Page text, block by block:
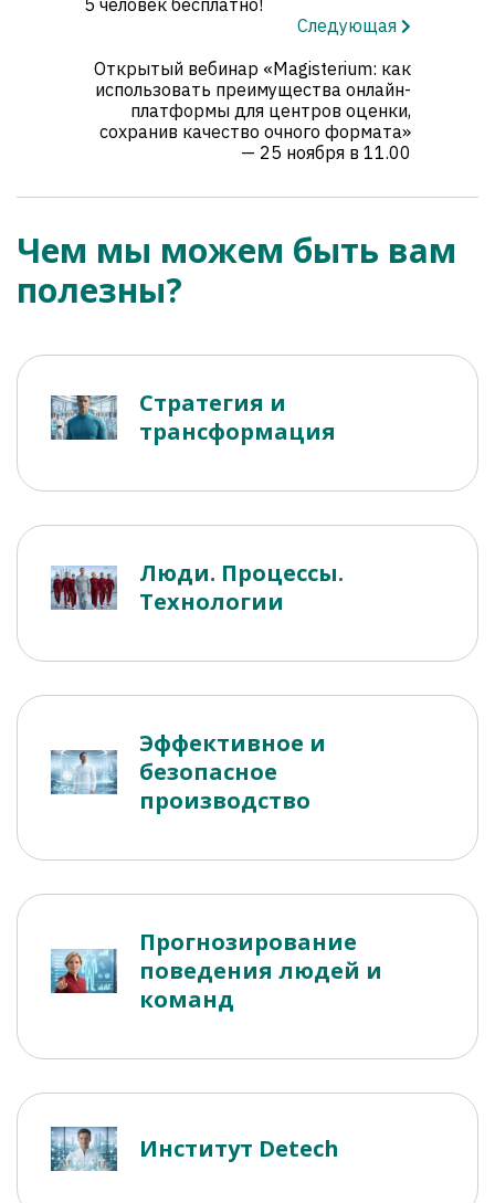
5 человек бесплатно!
Следующая
Открытый вебинар «Magisterium: как
использовать преимущества онлайн-
платформы для центров оценки,
сохранив качество очного формата»
— 25 ноября в 11.00
Чем мы можем быть вам
полезны?
Стратегия и
трансформация
Люди. Процессы.
Технологии
Эффективное и
безопасное
производство
Прогнозирование
поведения людей и
команд
Институт Detech